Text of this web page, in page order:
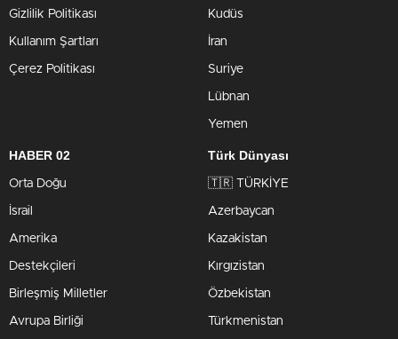
Gizlilik Politikası
Kullanım Şartları
Çerez Politikası
Kudüs
İran
Suriye
Lübnan
Yemen
HABER 02
Orta Doğu
İsrail
Amerika
Destekçileri
Birleşmiş Milletler
Avrupa Birliği
Türk Dünyası
🇹🇷 TÜRKİYE
Azerbaycan
Kazakistan
Kırgızistan
Özbekistan
Türkmenistan